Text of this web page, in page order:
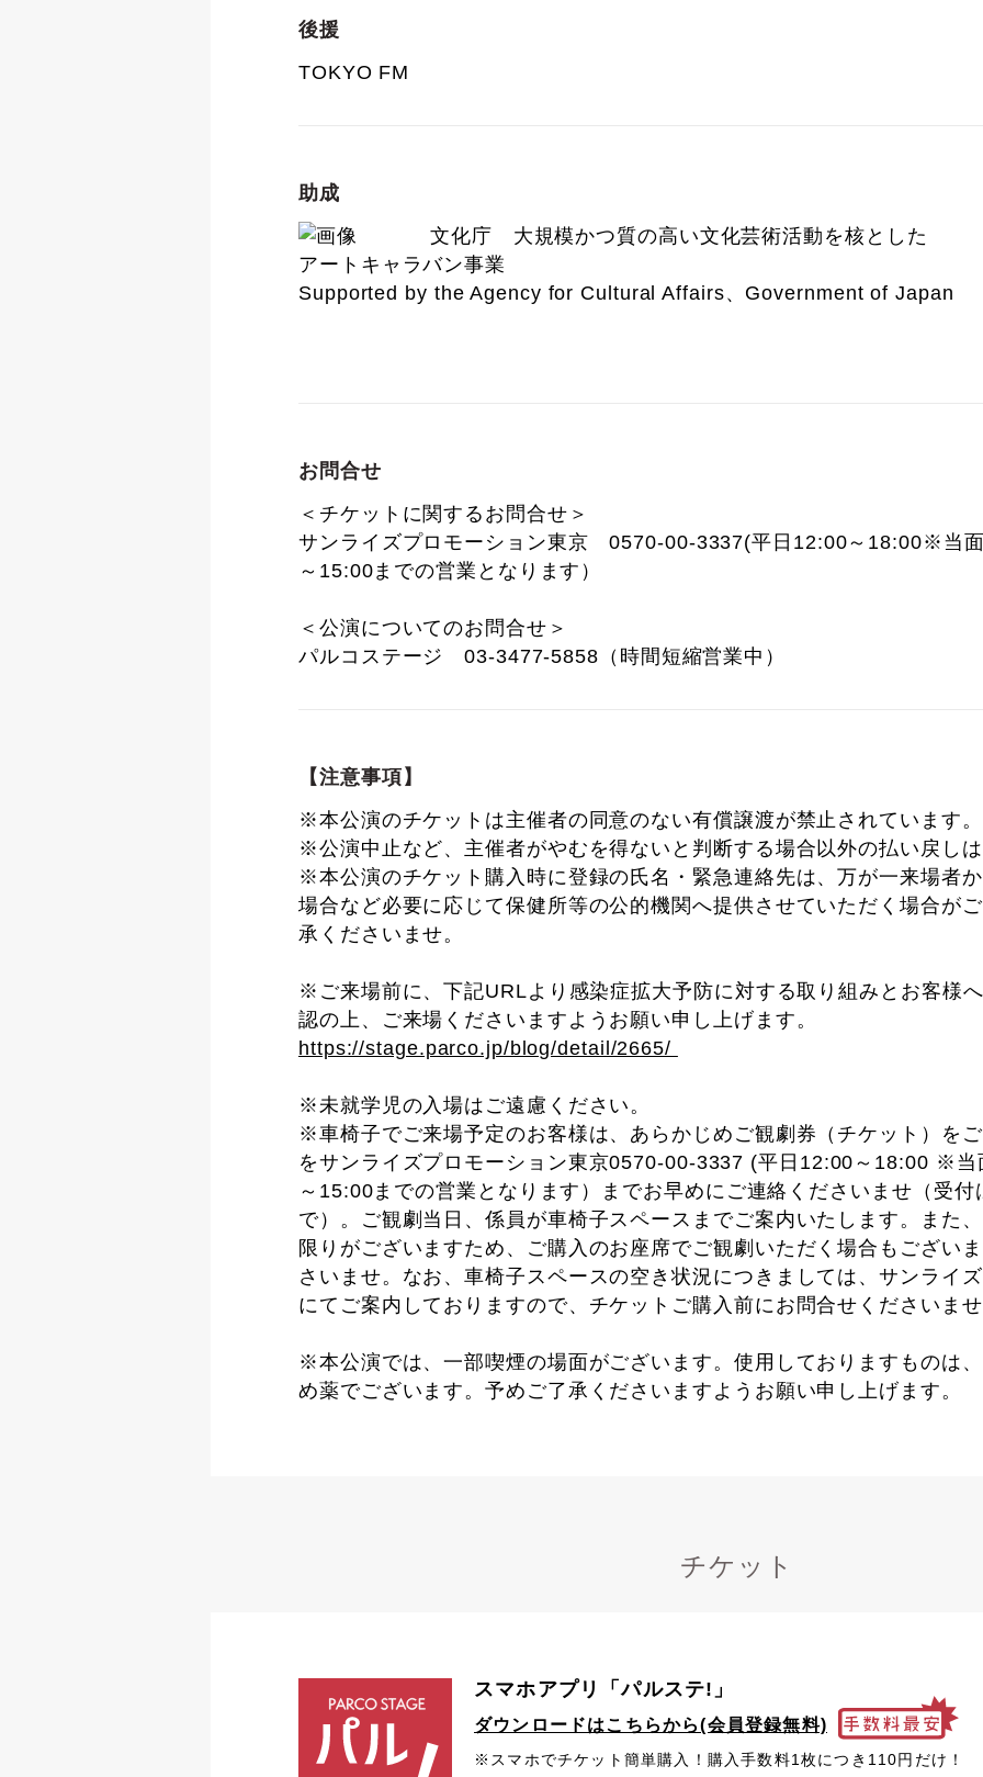
後援
TOKYO FM
助成
文化庁 大規模かつ質の高い文化芸術活動を核とした
アートキャラバン事業
Supported by the Agency for Cultural Affairs、Government of Japan
お問合せ
＜チケットに関するお問合せ＞
サンライズプロモーション東京 0570-00-3337(平日12:00～18:00※当
～15:00までの営業となります）
＜公演についてのお問合せ＞
パルコステージ 03-3477-5858（時間短縮営業中）
【注意事項】
※本公演のチケットは主催者の同意のない有償譲渡が禁止されています。
※公演中止など、主催者がやむを得ないと判断する場合以外の払い戻し
※本公演のチケット購入時に登録の氏名・緊急連絡先は、万が一来場者
場合など必要に応じて保健所等の公的機関へ提供させていただく場合が
承くださいませ。
※ご来場前に、下記URLより感染症拡大予防に対する取り組みとお客様
認の上、ご来場くださいますようお願い申し上げます。
https://stage.parco.jp/blog/detail/2665/
※未就学児の入場はご遠慮ください。
※車椅子でご来場予定のお客様は、あらかじめご観劇券（チケット）を
をサンライズプロモーション東京0570-00-3337 (平日12:00～18:00 ※
～15:00までの営業となります）までお早めにご連絡くださいませ（受付
で）。ご観劇当日、係員が車椅子スペースまでご案内いたします。また
限りがございますため、ご購入のお座席でご観劇いただく場合もござい
さいませ。なお、車椅子スペースの空き状況につきましては、サンライ
にてご案内しておりますので、チケットご購入前にお問合せくださいま
※本公演では、一部喫煙の場面がございます。使用しておりますものは
め薬でございます。予めご了承くださいますようお願い申し上げます。
チケット
スマホアプリ「パルステ!」
ダウンロードはこちらから(会員登録無料)
※スマホでチケット簡単購入！購入手数料1枚につき110円だけ！